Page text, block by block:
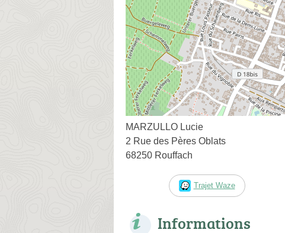
MARZULLO Lucie
2 Rue des Pères Oblats
68250 Rouffach
Trajet Waze
Informations